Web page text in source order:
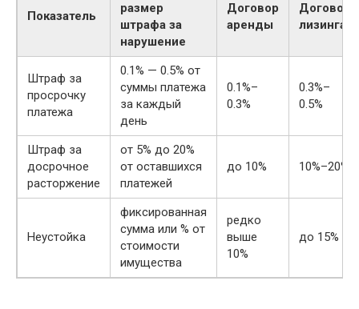
Показатель
размер
штрафа за
нарушение
Договор
аренды
Договор
лизинга
Штраф за
просрочку
платежа
0.1% — 0.5% от
суммы платежа
за каждый
день
0.1%–
0.3%
0.3%–
0.5%
Штраф за
досрочное
расторжение
от 5% до 20%
от оставшихся
платежей
до 10% 10%–20%
Неустойка
фиксированная
сумма или % от
стоимости
имущества
редко
выше
10%
до 15%